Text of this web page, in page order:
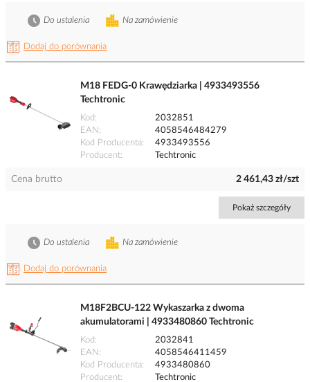
Dodaj do porównania
Na zamówienie
Do ustalenia
M18 FEDG-0 Krawędziarka | 4933493556
Techtronic
Kod
2032851
EAN
4058546484279
Kod Producenta
4933493556
Producent
Techtronic
Cena brutto 2 461,43 zł/szt
Pokaż szczegóły
Dodaj do porównania
Na zamówienie
Do ustalenia
M18F2BCU-122 Wykaszarka z dwoma
akumulatorami | 4933480860 Techtronic
Kod
2032841
EAN
4058546411459
Kod Producenta
4933480860
Producent
Techtronic